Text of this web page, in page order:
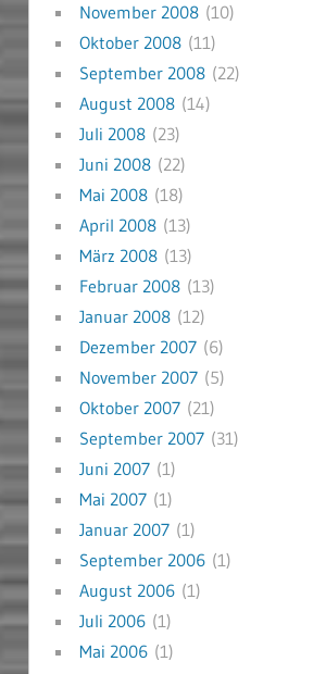
November 2008(10)
Oktober 2008(11)
September 2008(22)
August 2008(14)
Juli 2008(23)
Juni 2008(22)
Mai 2008(18)
April 2008(13)
März 2008(13)
Februar 2008(13)
Januar 2008(12)
Dezember 2007(6)
November 2007(5)
Oktober 2007(21)
September 2007(31)
Juni 2007(1)
Mai 2007(1)
Januar 2007(1)
September 2006(1)
August 2006(1)
Juli 2006(1)
Mai 2006(1)